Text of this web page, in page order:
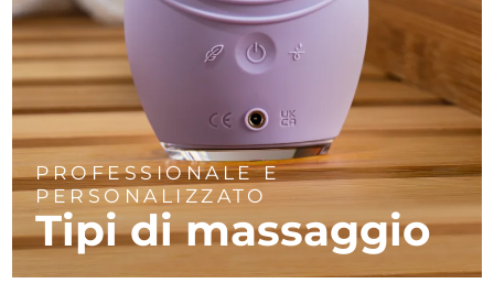
PROFESSIONALE E
PERSONALIZZATO
Tipi di massaggio